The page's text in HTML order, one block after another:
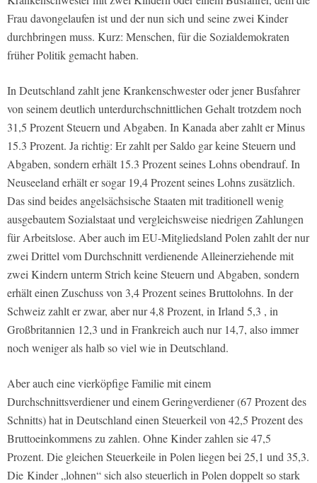
Frau davongelaufen ist und der nun sich und seine zwei Kinder
durchbringen muss. Kurz: Menschen, für die Sozialdemokraten
früher Politik gemacht haben.
In Deutschland zahlt jene Krankenschwester oder jener Busfahrer
von seinem deutlich unterdurchschnittlichen Gehalt trotzdem noch
31,5 Prozent Steuern und Abgaben. In Kanada aber zahlt er Minus
15.3 Prozent. Ja richtig: Er zahlt per Saldo gar keine Steuern und
Abgaben, sondern erhält 15.3 Prozent seines Lohns obendrauf. In
Neuseeland erhält er sogar 19,4 Prozent seines Lohns zusätzlich.
Das sind beides angelsächsische Staaten mit traditionell wenig
ausgebautem Sozialstaat und vergleichsweise niedrigen Zahlungen
für Arbeitslose. Aber auch im EU-Mitgliedsland Polen zahlt der nur
zwei Drittel vom Durchschnitt verdienende Alleinerziehende mit
zwei Kindern unterm Strich keine Steuern und Abgaben, sondern
erhält einen Zuschuss von 3,4 Prozent seines Bruttolohns. In der
Schweiz zahlt er zwar, aber nur 4,8 Prozent, in Irland 5,3 , in
Großbritannien 12,3 und in Frankreich auch nur 14,7, also immer
noch weniger als halb so viel wie in Deutschland.
Aber auch eine vierköpfige Familie mit einem
Durchschnittsverdiener und einem Geringverdiener (67 Prozent des
Schnitts) hat in Deutschland einen Steuerkeil von 42,5 Prozent des
Bruttoeinkommens zu zahlen. Ohne Kinder zahlen sie 47,5
Prozent. Die gleichen Steuerkeile in Polen liegen bei 25,1 und 35,3.
Die Kinder „lohnen“ sich also steuerlich in Polen doppelt so stark